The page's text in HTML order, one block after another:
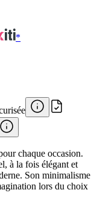
*
chaque occasion.
à la fois élégant et
Son minimalisme
lors du choix